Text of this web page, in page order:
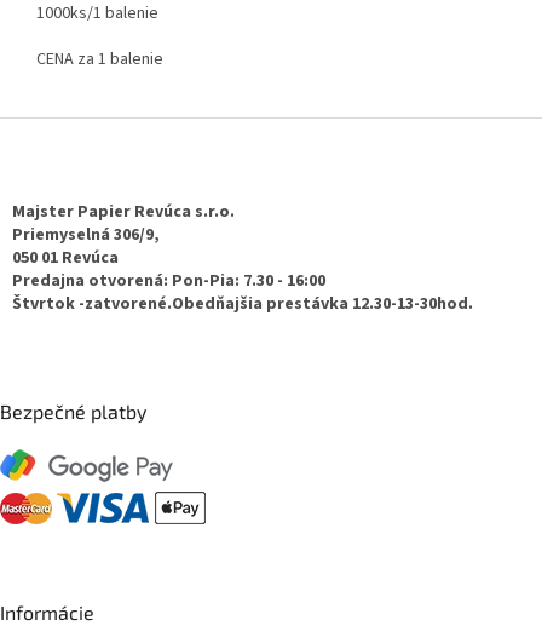
1000ks/1 balenie
CENA za 1 balenie
Majster Papier Revúca s.r.o.
Priemyselná 306/9,
050 01 Revúca
Predajna otvorená: Pon-Pia: 7.30 - 16:00
Štvrtok -zatvorené.Obedňajšia prestávka 12.30-13-30hod.
Bezpečné platby
Informácie